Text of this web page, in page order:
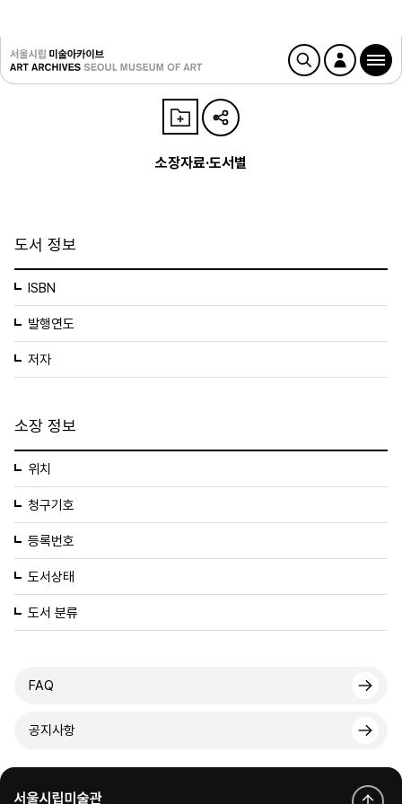
소장자료·도서별
도서 정보
ISBN
발행연도
저자
소장 정보
위치
청구기호
등록번호
도서상태
도서 분류
FAQ
공지사항